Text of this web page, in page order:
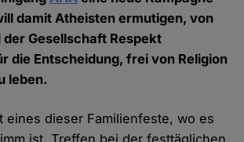
damit Atheisten ermutigen, von
der Gesellschaft Respekt
die Entscheidung, frei von Religion
leben.
eines dieser Familienfeste, wo es